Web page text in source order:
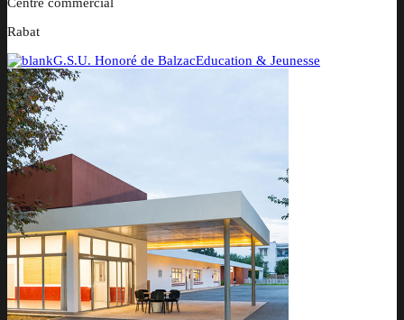
Rabat
G.S.U. Honoré de BalzacEducation & Jeunesse